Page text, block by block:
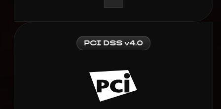
PCI DSS v4.0